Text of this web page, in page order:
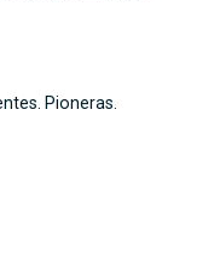
Pioneras.